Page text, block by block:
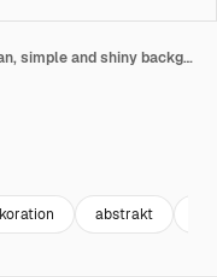
Hexagon Background. Abstract clean, simple and shiny background animation. Beautiful motion design. The concepts of business, finance, technology, futuristic, internet, data, fiber optic, edu, web, mobile, loopable elements
abstrakt